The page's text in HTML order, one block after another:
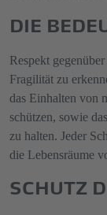
DIE
Respekt
Fragilität zu
das Einhalten von
schützen, sowie
zu halten. Jeder
die Lebensräume
SCHUTZ